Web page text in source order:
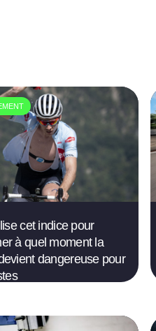
cet indice pour
à quel moment la
dangereuse pour